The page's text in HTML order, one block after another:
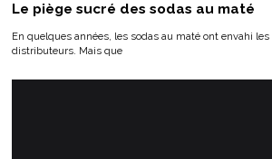
Le piège sucré des sodas au maté
En quelques années, les sodas au maté ont envahi
distributeurs. Mais que